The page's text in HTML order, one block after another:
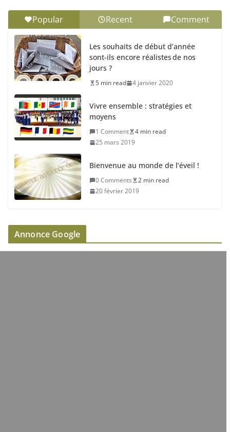
Popular Recent Comment
Les souhaits de début d’année
sont-ils encore réalistes de nos
jours ?
5 min read 4 janvier 2020
Vivre ensemble : stratégies et
moyens
1 Comment
4 min read
25 mars 2019
Bienvenue au monde de l’éveil !
0 Comments
2 min read
20 février 2019
Annonce Google